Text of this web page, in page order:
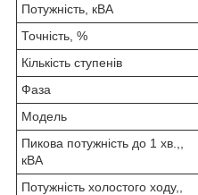
Потужність, кВА
Точність, %
Кількість ступенів
Фаза
Модель
Пикова потужність до 1 хв.,,
кВА
Потужність холостого ходу,,